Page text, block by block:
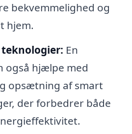
bekvemmelighed og
hjem.
En
også hjælpe med
opsætning af smart
der forbedrer både